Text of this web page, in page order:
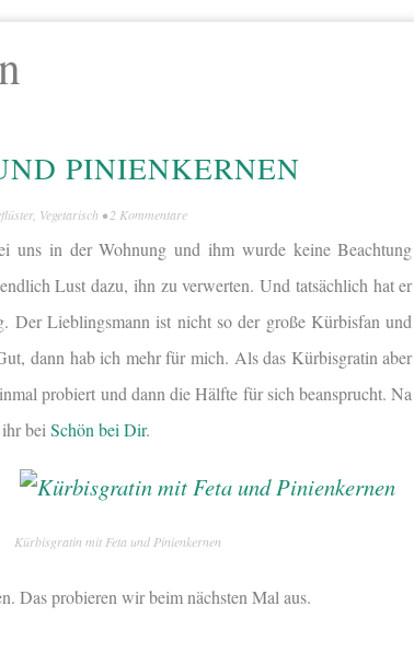
PINIENKERNEN
, Vegetarisch •2 Kommentare
uns in der Wohnung und ihm wurde keine Beachtung
Lust dazu, ihn zu verwerten. Und tatsächlich hat er
Der Lieblingsmann ist nicht so der große Kürbisfan und
dann hab ich mehr für mich. Als das Kürbisgratin aber
probiert und dann die Hälfte für sich beansprucht. Na
beiSchön bei Dir.
Kürbisgratin mit Feta und Pinienkernen
Das probieren wir beim nächsten Mal aus.